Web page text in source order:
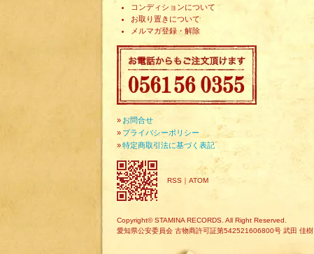
コンディションについて
お取り置きについて
メルマガ登録・解除
» お問合せ
» プライバシーポリシー
»特定商取引法に基づく表記
RSS ｜ ATOM
Copyright© STAMINA RECORDS. All Right Reserved.
愛知県公安委員会 古物商許可証第542521606800号 武田 佳樹